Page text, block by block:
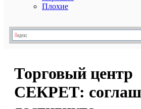
Плохие
Торговый центр
СЕКРЕТ: